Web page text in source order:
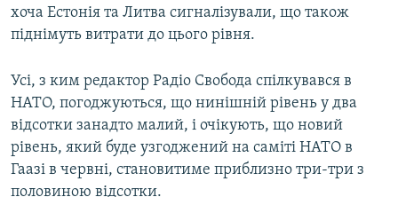
хоча Естонія та Литва сигналізували, що також
піднімуть витрати до цього рівня.
Усі, з ким редaктор Радіо Свобода спілкувaвся в
НАТО, погоджуються, що нинішній рівень у два
відсотки занадто малий, і очікують, що новий
рівень, який буде узгоджений на саміті НАТО в
Гаазі в червні, становитиме приблизно три-три з
половиною відсотки.